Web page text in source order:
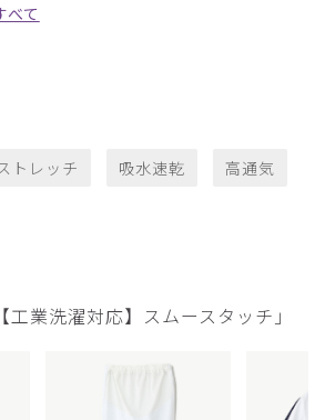
べて
トレッチ 吸水速乾 高通気
工業洗濯対応】スムースタッチ」